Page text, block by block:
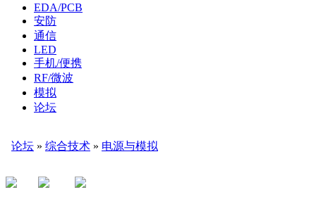
EDA/PCB
安防
通信
LED
手机/便携
RF/微波
模拟
论坛
论坛 » 综合技术 » 电源与模拟